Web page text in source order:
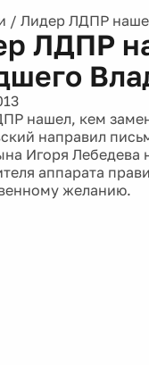
/ Лидер ЛДПР
ЛДПР
нашел, кем
направил
Игоря
аппарата
желанию.